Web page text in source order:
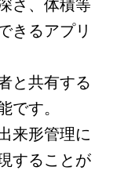
きるアプリ
と共有する
です。
来形管理に
することが